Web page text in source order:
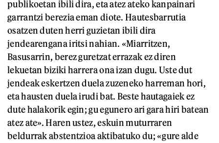
publikoetan ibili dira, eta atez ateko kanpainari
garrantzi berezia eman diote. Hautesbarrutia
osatzen duten herri guzietan ibili dira
jendearengana iritsi nahian. «Miarritzen,
Basusarrin, berez guretzat errazak ez diren
lekuetan biziki harrera ona izan dugu. Uste dut
jendeak eskertzen duela zuzeneko harreman hori,
eta hausten duela irudi bat. Beste hautagaiek ez
dute halakorik egin; gu egunero ari gara hiri batean
atez ate». Haren ustez, eskuin muturraren
beldurrak abstentzioa aktibatuko du; «gure alde